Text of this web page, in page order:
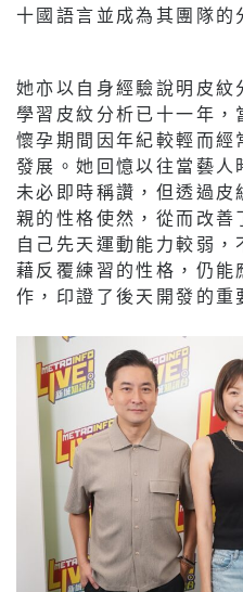
十國語言並成為其團隊的
她亦以自身經驗說明皮紋
學習皮紋分析已十一年，
懷孕期間因年紀較輕而經
發展。她回憶以往當藝人
未必即時稱讚，但透過皮
親的性格使然，從而改善
自己先天運動能力較弱
藉反覆練習的性格，仍能
作，印證了後天開發的重